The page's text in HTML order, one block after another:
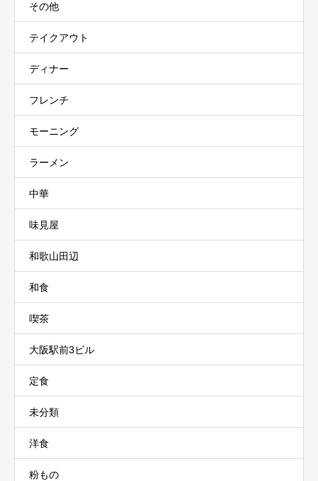
その他
テイクアウト
ディナー
フレンチ
モーニング
ラーメン
中華
味見屋
和歌山田辺
和食
喫茶
大阪駅前3ビル
定食
未分類
洋食
粉もの